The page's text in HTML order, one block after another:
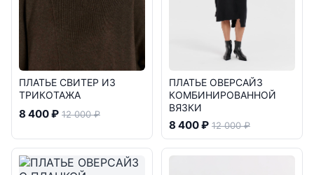
ПЛАТЬЕ СВИТЕР ИЗ
ТРИКОТАЖА
8 400 ₽ 12 000 ₽
ПЛАТЬЕ ОВЕРСАЙЗ
КОМБИНИРОВАННОЙ
ВЯЗКИ
8 400 ₽ 12 000 ₽